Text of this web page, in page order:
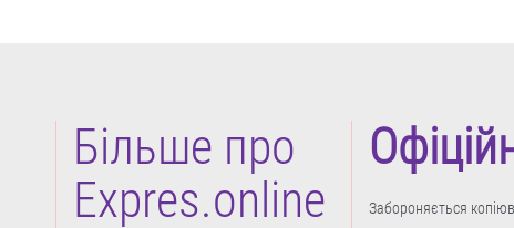
Більше про
Expres.online
Забороняється